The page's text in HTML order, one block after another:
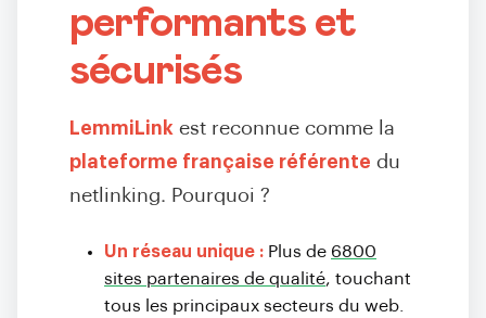
performants et
sécurisés
LemmiLink est reconnue comme la
plateforme française référente du
netlinking. Pourquoi ?
Un réseau unique : Plus de 6800
sites partenaires de qualité, touchant
tous les principaux secteurs du web.